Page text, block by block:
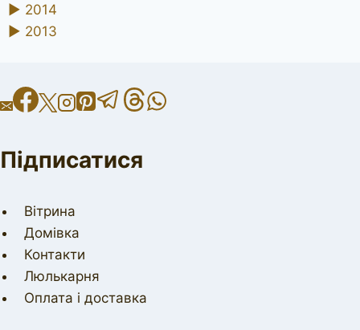
► 2014
► 2013
Підписатися
Вітрина
Домівка
Контакти
Люлькарня
Оплата і доставка